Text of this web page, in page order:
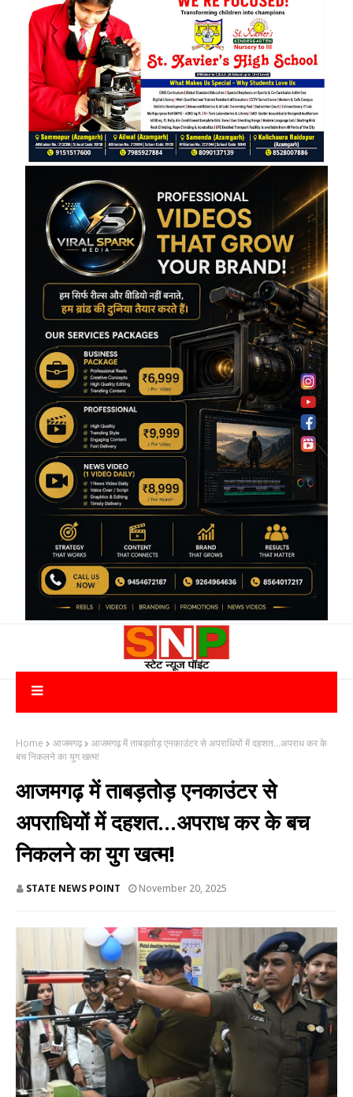
Home आजमगढ़
आजमगढ़ में ताबड़तोड़ एनकाउंटर से अपराधियों में दहशत...अपराध कर के
बच निकलने का युग खत्म!
आजमगढ़ में ताबड़तोड़ एनकाउंटर से
अपराधियों में दहशत...अपराध कर के बच
निकलने का युग खत्म!
STATE NEWS POINT November 20, 2025